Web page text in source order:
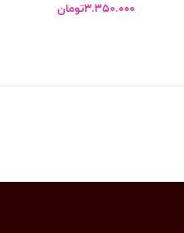
۳.۳۵۰.۰۰۰تومان